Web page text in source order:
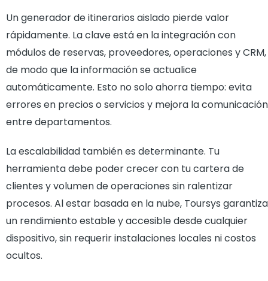
Un generador de itinerarios aislado pierde valor
rápidamente. La clave está en la integración con
módulos de reservas, proveedores, operaciones y CRM,
de modo que la información se actualice
automáticamente. Esto no solo ahorra tiempo: evita
errores en precios o servicios y mejora la comunicación
entre departamentos.
La escalabilidad también es determinante. Tu
herramienta debe poder crecer con tu cartera de
clientes y volumen de operaciones sin ralentizar
procesos. Al estar basada en la nube, Toursys garantiza
un rendimiento estable y accesible desde cualquier
dispositivo, sin requerir instalaciones locales ni costos
ocultos.